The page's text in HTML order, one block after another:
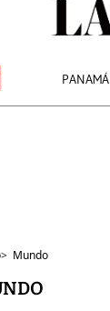
PANAMÁ
> Mundo